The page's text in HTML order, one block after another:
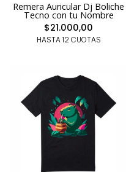
Remera Auricular Dj Boliche
Tecno con tu Nombre
$21.000,00
HASTA 12 CUOTAS